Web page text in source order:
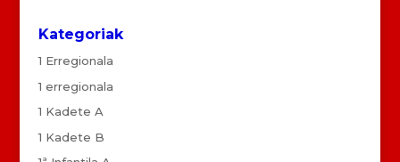
Kategoriak
1 Erregionala
1 erregionala
1 Kadete A
1 Kadete B